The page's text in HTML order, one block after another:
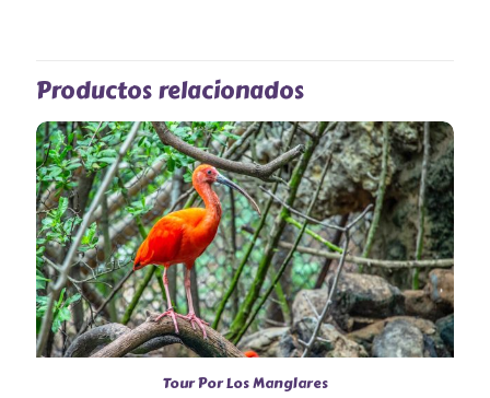
Productos relacionados
Tour Por Los Manglares